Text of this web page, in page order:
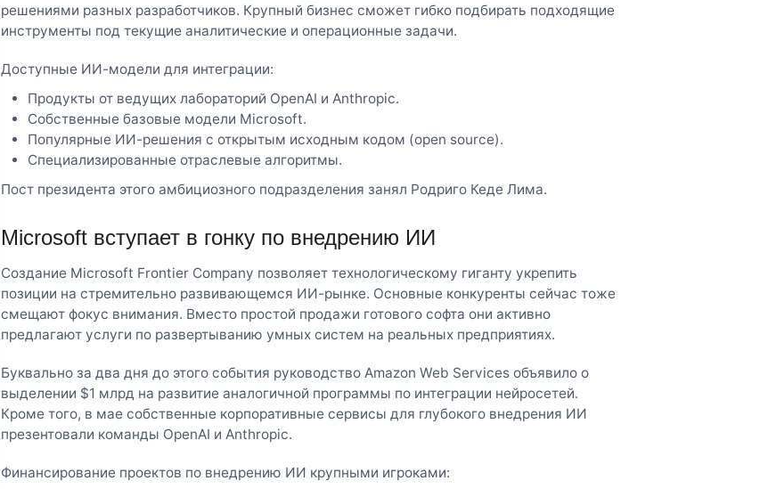
решениями разных разработчиков. Крупный бизнес сможет гибко подбирать подходящие
инструменты под текущие аналитические и операционные задачи.
Доступные ИИ-модели для интеграции:
Продукты от ведущих лабораторий OpenAI и Anthropic.
Собственные базовые модели Microsoft.
Популярные ИИ-решения с открытым исходным кодом (open source).
Специализированные отраслевые алгоритмы.
Пост президента этого амбициозного подразделения занял Родриго Кеде Лима.
Microsoft вступает в гонку по внедрению ИИ
Создание Microsoft Frontier Company позволяет технологическому гиганту укрепить
позиции на стремительно развивающемся ИИ-рынке. Основные конкуренты сейчас тоже
смещают фокус внимания. Вместо простой продажи готового софта они активно
предлагают услуги по развертыванию умных систем на реальных предприятиях.
Буквально за два дня до этого события руководство Amazon Web Services объявило о
выделении $1 млрд на развитие аналогичной программы по интеграции нейросетей.
Кроме того, в мае собственные корпоративные сервисы для глубокого внедрения ИИ
презентовали команды OpenAI и Anthropic.
Финансирование проектов по внедрению ИИ крупными игроками: